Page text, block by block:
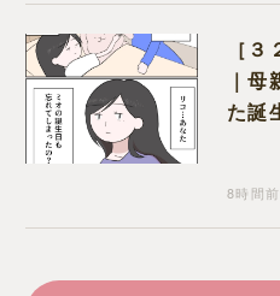
［
｜
た誕
8時間前